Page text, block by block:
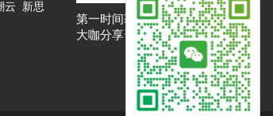
云
新思
第一时间获取
大咖分享资讯
大咖说吐槽客服